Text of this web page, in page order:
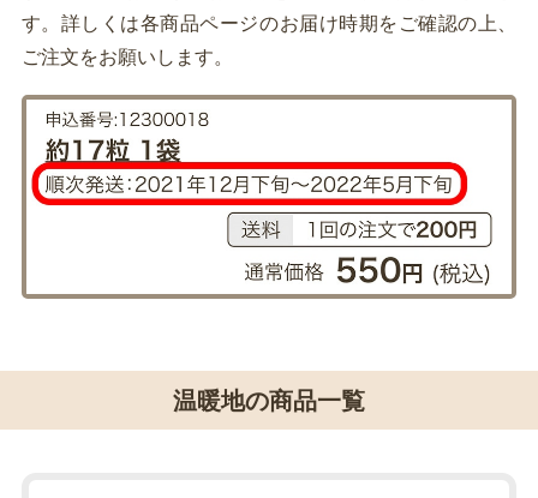
す。詳しくは各商品ページのお届け時期をご確認の上、
ご注文をお願いします。
温暖地の商品一覧